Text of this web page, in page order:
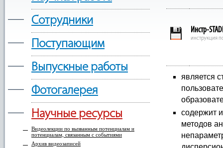
— Сотрудники
— Поступающим
— Выпускные работы
— Фотогалерея
— Научные ресурсы
Видеолекции по вызванным потенциалам и
потенциалам, связанным с событиями
Архив видеозаписей
Инстр-
инструкция
является
содержит
методов